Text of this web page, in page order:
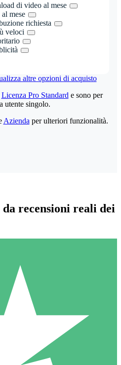
di video al mese
mese
richiesta
veloci
altre opzioni di acquisto
Individuali
di download. Nessun impegno
Download
Licenza Pro Standard e sono per
utente singolo.
Azienda per ulteriori funzionalità.
recensioni reali dei